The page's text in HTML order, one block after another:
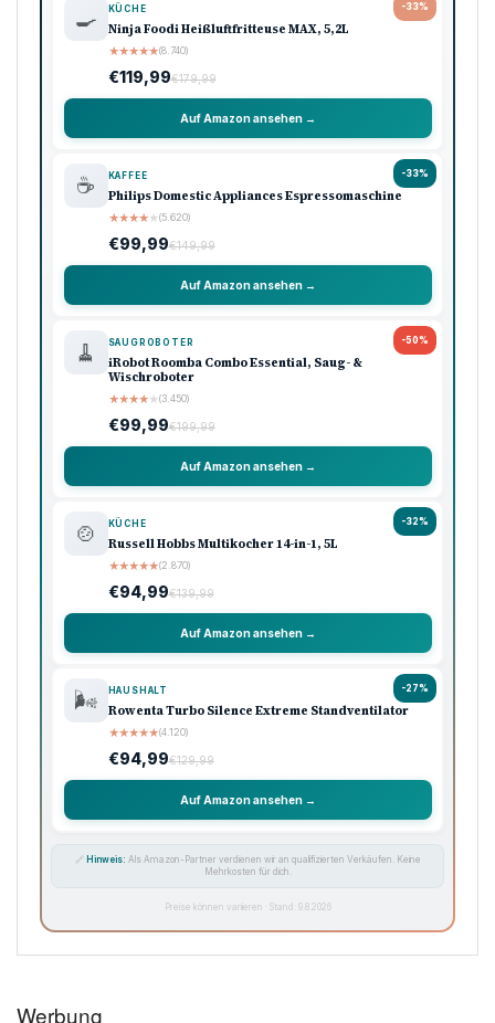
-33%
🍳 KÜCHE
Ninja Foodi Heißluftfritteuse MAX, 5,2L
★★★★★(8.740)
€119,99€179,99
Auf Amazon ansehen →
-33%
☕ KAFFEE
Philips Domestic Appliances Espressomaschine
★★★★★(5.620)
€99,99€149,99
Auf Amazon ansehen →
-50%
🧹 SAUGROBOTER
iRobot Roomba Combo Essential, Saug- &
Wischroboter
★★★★★(3.450)
€99,99€199,99
Auf Amazon ansehen →
-32%
🍲 KÜCHE
Russell Hobbs Multikocher 14-in-1, 5L
★★★★★(2.870)
€94,99€139,99
Auf Amazon ansehen →
-27%
🌬️ HAUSHALT
Rowenta Turbo Silence Extreme Standventilator
★★★★★(4.120)
€94,99€129,99
Auf Amazon ansehen →
🔗 Hinweis: Als Amazon-Partner verdienen wir an qualifizierten Verkäufen. Keine
Mehrkosten für dich.
Preise können variieren · Stand: 9.8.2026
Werbung